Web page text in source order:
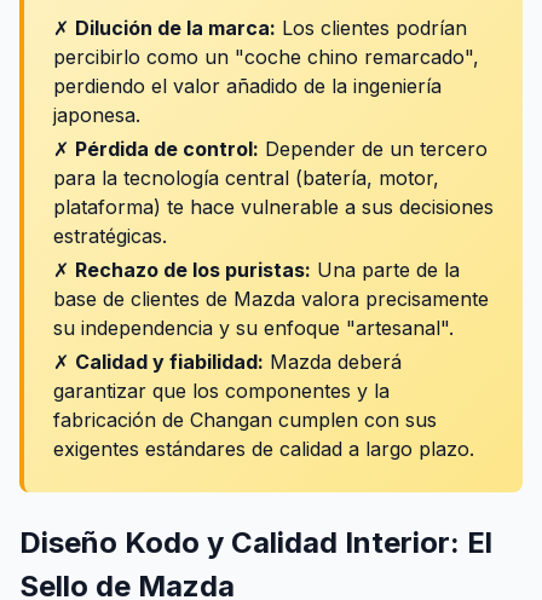
✗ Dilución de la marca: Los clientes podrían
percibirlo como un "coche chino remarcado",
perdiendo el valor añadido de la ingeniería
japonesa.
✗ Pérdida de control: Depender de un tercero
para la tecnología central (batería, motor,
plataforma) te hace vulnerable a sus decisiones
estratégicas.
✗ Rechazo de los puristas: Una parte de la
base de clientes de Mazda valora precisamente
su independencia y su enfoque "artesanal".
✗ Calidad y fiabilidad: Mazda deberá
garantizar que los componentes y la
fabricación de Changan cumplen con sus
exigentes estándares de calidad a largo plazo.
Diseño Kodo y Calidad Interior: El
Sello de Mazda